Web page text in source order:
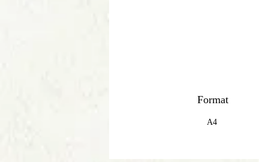
Format
A4